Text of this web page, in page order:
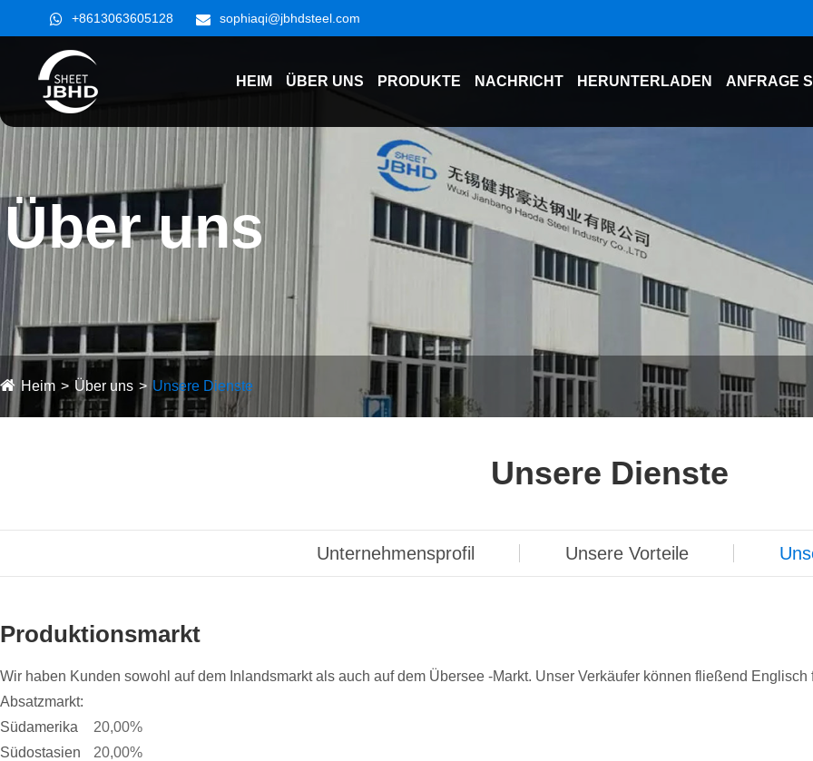
+8613063605128 sophiaqi@jbhdsteel.com
HEIM ÜBER UNS PRODUKTE NACHRICHT HERUNTERLADEN ANFRAGE
Über uns
Heim Über uns Unsere Dienste
Unsere Dienste
Unternehmensprofil Unsere Vorteile
Produktionsmarkt
Wir haben Kunden sowohl auf dem Inlandsmarkt als auch auf dem Übersee -Markt. Unser Verkäufer können fließend
Absatzmarkt:
Südamerika
20,00%
Südostasien
20,00%